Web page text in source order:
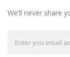
We’ll never share